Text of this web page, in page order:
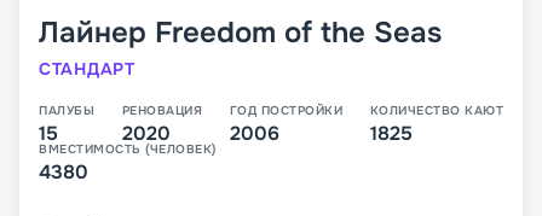
Лайнер Freedom of the Seas
СТАНДАРТ
ПАЛУБЫ
15
РЕНОВАЦИЯ
2020
ГОД ПОСТРОЙКИ
2006
КОЛИЧЕСТВО КАЮТ
1825
ВМЕСТИМОСТЬ (ЧЕЛОВЕК)
4380